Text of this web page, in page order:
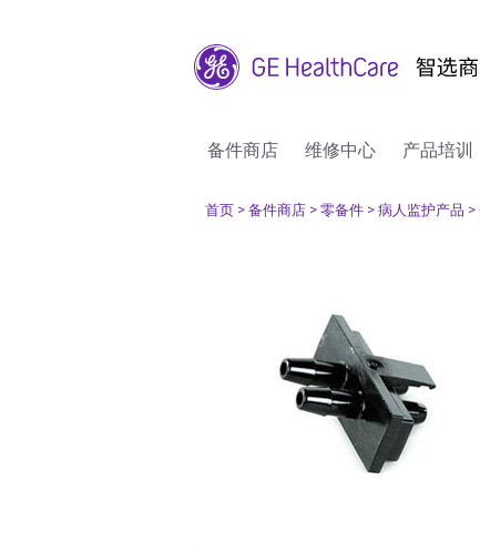
备件商店 维修中心 产品培训
首页 > 备件商店 > 零备件 > 病人监护产品 >